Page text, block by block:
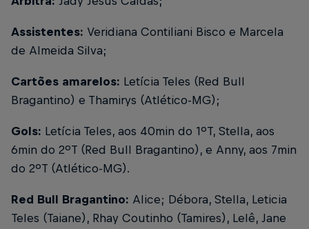
Assistentes: Veridiana Contiliani Bisco e Marcela
de Almeida Silva;
Cartões amarelos: Letícia Teles (Red Bull
Bragantino) e Thamirys (Atlético-MG);
Gols: Letícia Teles, aos 40min do 1ºT, Stella, aos
6min do 2ºT (Red Bull Bragantino), e Anny, aos 7min
do 2ºT (Atlético-MG).
Red Bull Bragantino: Alice; Débora, Stella, Leticia
Teles (Taiane), Rhay Coutinho (Tamires), Lelê, Jane